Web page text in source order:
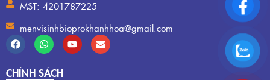
MST: 4201787225
menvisinhbioprokhanhhoa@gmail.com
CHÍNH SÁCH